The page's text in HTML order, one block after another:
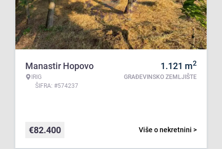
Manastir Hopovo
IRIG
ŠIFRA: #574237
1.121 m2
GRAĐEVINSKO ZEMLJIŠTE
Više o nekretnini >
€82.400